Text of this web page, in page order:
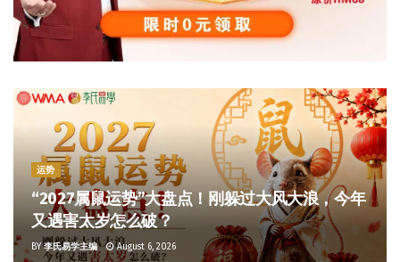
运势
“2027属鼠运势”大盘点！刚躲过大风大浪，今年
又遇害太岁怎么破？
BY 李氏易学主编 August 6, 2026